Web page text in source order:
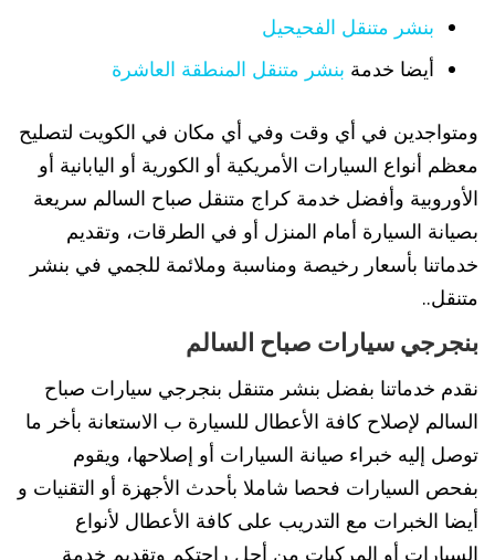
بنشر متنقل الفحيحيل
أيضا خدمة بنشر متنقل المنطقة العاشرة
ومتواجدين في أي وقت وفي أي مكان في الكويت لتصليح
معظم أنواع السيارات الأمريكية أو الكورية أو اليابانية أو
الأوروبية وأفضل خدمة كراج متنقل صباح السالم سريعة
بصيانة السيارة أمام المنزل أو في الطرقات، وتقديم
خدماتنا بأسعار رخيصة ومناسبة وملائمة للجمي في بنشر
متنقل..
بنجرجي سيارات صباح السالم
نقدم خدماتنا بفضل بنشر متنقل بنجرجي سيارات صباح
السالم لإصلاح كافة الأعطال للسيارة ب الاستعانة بأخر ما
توصل إليه خبراء صيانة السيارات أو إصلاحها، ويقوم
بفحص السيارات فحصا شاملا بأحدث الأجهزة أو التقنيات و
أيضا الخبرات مع التدريب على كافة الأعطال لأنواع
السيارات أو المركبات من أجل راحتكم وتقديم خدمة